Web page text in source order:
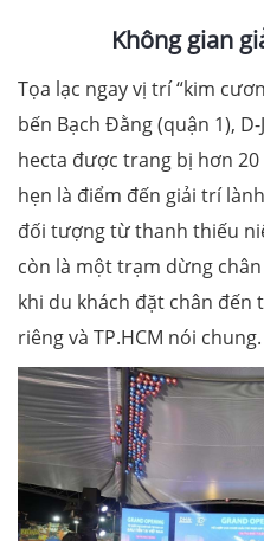
Không gian
Tọa lạc ngay vị trí “kim
bến Bạch Đằng (quận 1),
hecta được trang bị hơn
hẹn là điểm đến giải trí
đối tượng từ thanh thiếu
còn là một trạm dừng
khi du khách đặt chân
riêng và TP.HCM nói chung.